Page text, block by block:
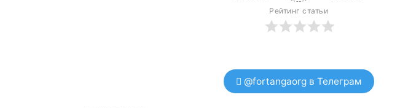
Рейтинг статьи
@fortangaorg в Телеграм